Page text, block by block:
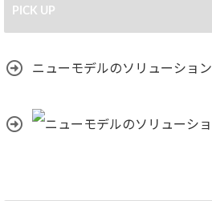
PICK UP
ニューモデルのソリューション